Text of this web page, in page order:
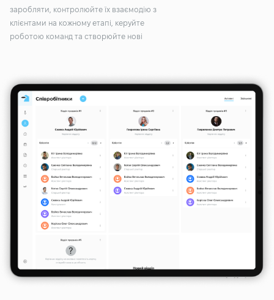
заробляти, контролюйте їх взаємодію з
клієнтами на кожному етапі, керуйте
роботою команд та створюйте нові